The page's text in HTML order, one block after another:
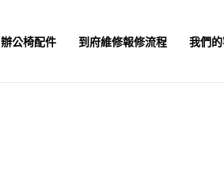
辦公椅配件 到府維修報修流程 我們